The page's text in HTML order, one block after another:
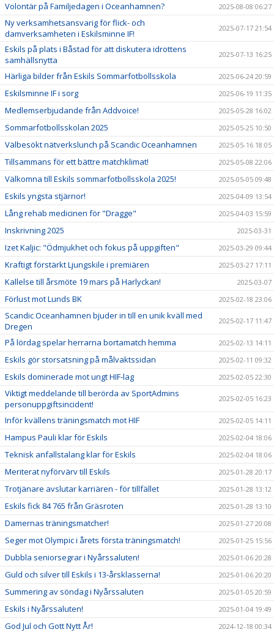
Volontär på Familjedagen i Oceanhamnen? 2025-08-08 06:27
Ny verksamhetsansvarig för flick- och
damverksamheten i Eskilsminne IF!
2025-07-17 21:54
Eskils på plats i Båstad för att diskutera idrottens
samhällsnytta
2025-07-13 16:25
Härliga bilder från Eskils Sommarfotbollsskola 2025-06-24 20:59
Eskilsminne IF i sorg 2025-06-19 11:35
Medlemserbjudande från Addvoice! 2025-05-28 16:02
Sommarfotbollsskolan 2025 2025-05-25 10:50
Välbesökt nätverkslunch på Scandic Oceanhamnen 2025-05-16 18:05
Tillsammans för ett bättre matchklimat! 2025-05-08 22:06
Välkomna till Eskils sommarfotbollsskola 2025! 2025-05-05 09:48
Eskils yngsta stjärnor! 2025-04-09 13:54
Lång rehab medicinen för "Dragge" 2025-04-03 15:59
Inskrivning 2025 2025-03-31
Izet Kaljic: "Ödmjukhet och fokus på uppgiften" 2025-03-29 09:44
Kraftigt förstärkt Ljungskile i premiären 2025-03-27 17:11
Kallelse till årsmöte 19 mars på Harlyckan! 2025-03-07
Förlust mot Lunds BK 2025-02-18 23:06
Scandic Oceanhamnen bjuder in till en unik kväll med
Dregen
2025-02-17 11:47
På lördag spelar herrarna bortamatch hemma 2025-02-13 14:11
Eskils gör storsatsning på målvaktssidan 2025-02-11 09:32
Eskils dominerade mot ungt HIF-lag 2025-02-05 22:30
Viktigt meddelande till berörda av SportAdmins
personuppgiftsincident!
2025-02-05 16:23
Inför kvällens träningsmatch mot HIF 2025-02-05 14:11
Hampus Pauli klar för Eskils 2025-02-04 18:06
Teknisk anfallstalang klar för Eskils 2025-02-04 18:06
Meriterat nyförvärv till Eskils 2025-01-28 20:17
Trotjänare avslutar karriären - för tillfället 2025-01-28 13:12
Eskils fick 84 765 från Gräsroten 2025-01-28 13:10
Damernas träningsmatcher! 2025-01-27 20:08
Seger mot Olympic i årets första träningsmatch! 2025-01-25 15:56
Dubbla seniorsegrar i Nyårssaluten! 2025-01-06 20:28
Guld och silver till Eskils i 13-årsklasserna! 2025-01-06 20:20
Summering av söndag i Nyårssaluten 2025-01-05 20:59
Eskils i Nyårssaluten! 2025-01-04 19:49
God Jul och Gott Nytt År! 2024-12-18 00:34